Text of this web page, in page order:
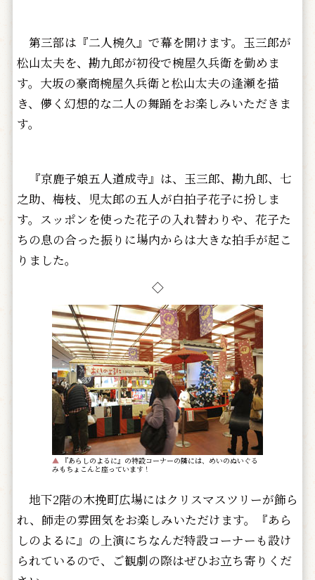
第三部は『二人椀久』で幕を開けます。玉三郎が
松山太夫を、勘九郎が初役で椀屋久兵衛を勤めま
す。大坂の豪商椀屋久兵衛と松山太夫の逢瀬を描
き、儚く幻想的な二人の舞踊をお楽しみいただきま
す。
『京鹿子娘五人道成寺』は、玉三郎、勘九郎、七
之助、梅枝、児太郎の五人が白拍子花子に扮しま
す。スッポンを使った花子の入れ替わりや、花子た
ちの息の合った振りに場内からは大きな拍手が起こ
りました。
◇
▲ 『あらしのよるに』の特設コーナーの隣には、めいのぬいぐる
みもちょこんと座っています！
地下2階の木挽町広場にはクリスマスツリーが飾ら
れ、師走の雰囲気をお楽しみいただけます。『あら
しのよるに』の上演にちなんだ特設コーナーも設け
られているので、ご観劇の際はぜひお立ち寄りくだ